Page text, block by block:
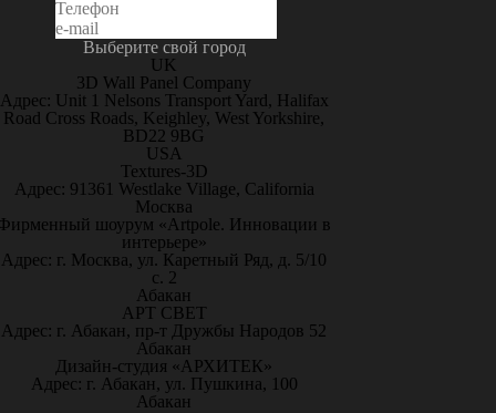
Выберите свой город
UK
3D Wall Panel Company
Адрес: Unit 1 Nelsons Transport Yard, Halifax
Road Cross Roads, Keighley, West Yorkshire,
BD22 9BG
USA
Textures-3D
Адрес: 91361 Westlake Village, California
Москва
шоурум «Artpole. Инновации в
интерьере»
Адрес: г. Москва, ул. Каретный Ряд, д. 5/10
с. 2
Абакан
АРТ СВЕТ
Адрес: г. Абакан, пр-т Дружбы Народов 52
Абакан
Дизайн-студия «АРХИТЕК»
Адрес: г. Абакан, ул. Пушкина, 100
Абакан